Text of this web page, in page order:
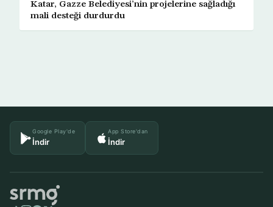
Katar, Gazze Belediyesi’nin projelerine sağladığı
mali desteği durdurdu
Google Play'de
İndir
App Store'dan
İndir